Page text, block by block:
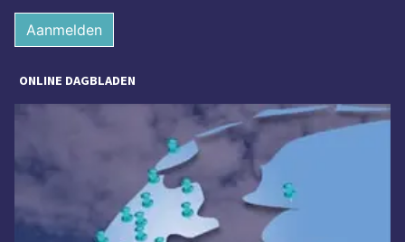
Aanmelden
ONLINE DAGBLADEN